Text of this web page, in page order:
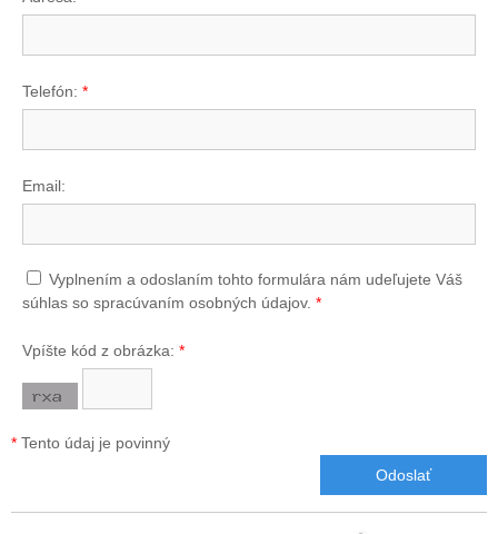
Telefón: *
Email:
Vyplnením a odoslaním tohto formulára nám udeľujete Váš
súhlas so spracúvaním osobných údajov. *
Vpíšte kód z obrázka: *
* Tento údaj je povinný